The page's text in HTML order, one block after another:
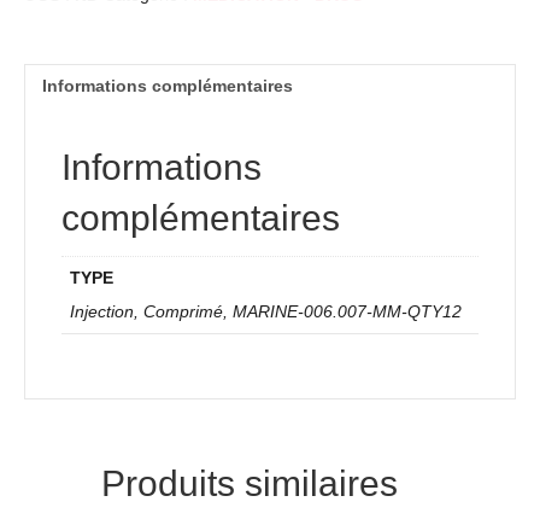
Informations complémentaires
Informations
complémentaires
TYPE
Injection, Comprimé, MARINE-006.007-MM-QTY12
Produits similaires